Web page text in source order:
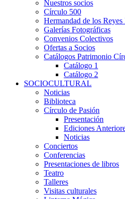
Nuestros socios
Círculo 500
Hermandad de los Reyes
Galerías Fotográficas
Convenios Colectivos
Ofertas a Socios
Catálogos Patrimonio
Catálogo 1
Catálogo 2
SOCIOCULTURAL
Noticias
Biblioteca
Círculo de Pasión
Presentación
Ediciones
Noticias
Conciertos
Conferencias
Presentaciones de libros
Teatro
Talleres
Visitas culturales